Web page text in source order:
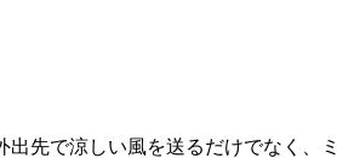
先で涼しい風を送るだけでなく、